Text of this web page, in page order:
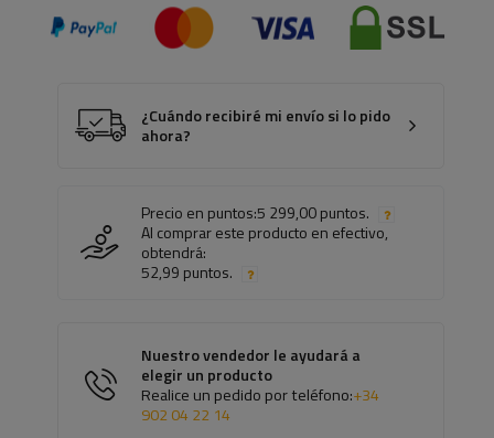
¿Cuándo recibiré mi envío si lo pido
ahora?
Precio en puntos:5 299,00 puntos.
Al comprar este producto en efectivo,
obtendrá:
52,99 puntos.
Nuestro vendedor le ayudará a
elegir un producto
Realice un pedido por teléfono:+34
902 04 22 14